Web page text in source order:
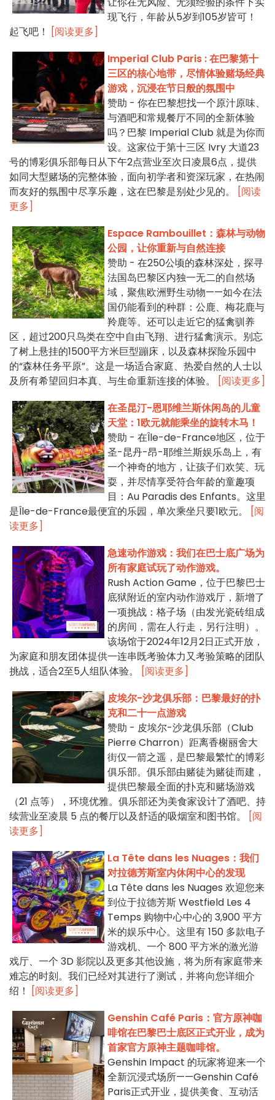
现飞行，年龄从5岁到105岁皆可！
起飞吧！
[阅读更多]
Imperial Club Paris : 在巴黎第十
三区的核心地带，尽情体验赌场经典
游戏，沉浸在节日般的氛围中
赞助 - 你在巴黎想找一个原汁原味、
与酒吧和常规餐厅不同的全新体验
吗？巴黎 Imperial Club 就是为你而
设。这家位于第十三区 Ivry 大道23
号的博彩俱乐部每日从下午2点营业至次日凌晨6点，提供
如同大型赌场的完整体验，面向初学者和资深玩家，在热闹
而友好的氛围中尽享乐趣，这在巴黎是别处少见的。
[阅读
更多]
Espace Rambouillet：森林与动物
公园，让你重新与自然连接
赞助 - 在250公顷的森林深处，探寻
法国岛巴黎区内独一无二的自然场
域，聚焦欧洲野生动物——如今在法
国仍能看到的种群：公鹿、梅花鹿与
羚鹿等。还可以走近它的猛禽驯养
区，超过200只鸟类在空中自由飞翔、进行猛禽演示。别忘
了树上悬挂的1500平方米巨型蹦床，以及森林探险乐园中
的“森林任务平原”。这是一场适合家庭、热爱自然的人士以
及所有希望回归本真、与生命重新连接的体验。
[阅读更多]
在圣昆汀-恩耶维兰斯休闲岛的儿童
天堂：1欧元就能乘坐的旋转木马！
赞助 - 在Île-de-France地区，位于
圣-昆丹-昂-耶维兰斯娱乐岛上，有
一个神奇的地方，让孩子们欢笑、玩
耍，并尽情享受符合年龄的童趣项
目：Au Paradis des Enfants。这里
是Île-de-France最便宜的乐园，单次乘坐只要1欧元。
[阅
读更多]
急速动作游戏：我们在巴士底广场为
所有家庭试玩了动作游戏。
Rush Action Game，位于巴黎巴士
底狱附近的室内动作游戏厅，新增了
一项挑战：格子场（由发光瓷砖组成
的房间，需在人行走，另行注明）。
该场馆于2024年12月2日正式开放，
为家庭和朋友团体提供一连串既考验体力又考验策略的团队
挑战，适合2至5人组队体验。
[阅读更多]
皮埃尔-沙龙俱乐部：巴黎最好的扑
克和二十一点游戏
赞助 - 皮埃尔-沙龙俱乐部（Club
Pierre Charron）距离香榭丽舍大
街仅一箭之遥，是巴黎最繁忙的博彩
俱乐部。俱乐部由赌徒为赌徒而建，
提供巴黎最全面的扑克和赌场游戏
（21 点等），环境优雅。俱乐部还为美食家设计了酒吧、持
续营业至凌晨 5 点的餐厅以及舒适的吸烟室和图书馆。
[阅
读更多]
La Tête dans les Nuages：我们
对拉德芳斯室内休闲中心的发现
La Tête dans les Nuages 欢迎您来
到位于拉德芳斯 Westfield Les 4
Temps 购物中心中心的 3,900 平方
米的娱乐中心。这里有 150 多款电子
游戏机、一个 800 平方米的激光游
戏厅、一个 3D 影院以及更多其他设施，将为所有家庭带来
难忘的时刻。我们已经对其进行了测试，并将向您详细介
绍！
[阅读更多]
Genshin Café Paris：官方原神咖
啡馆在巴黎巴士底区正式开业，成为
首家官方原神主题咖啡馆。
Genshin Impact 的玩家将迎来一个
全新沉浸式场所——Genshin Café
Paris正式开业，提供美食、互动活